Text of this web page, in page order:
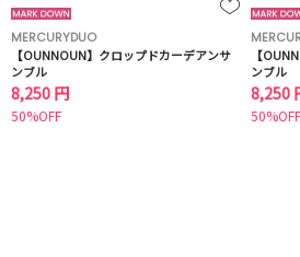
MERCURYDUO
【OUNNOUN】クロップドカーデアンサ
ンブル
8,250 円
50%OFF
【
ンブル
8,250
50%OFF